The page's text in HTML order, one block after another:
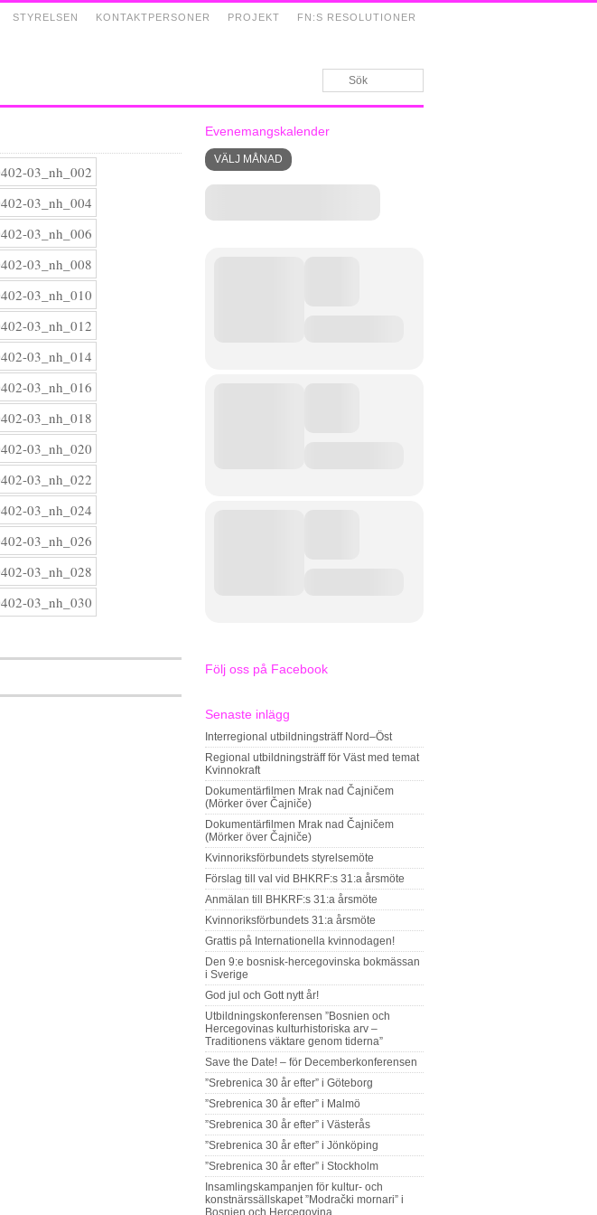
FN:S RESOLUTIONER
PROJEKT
KONTAKTPERSONER
STYRELSEN
Evenemangskalender
VÄLJ MÅNAD
Följ oss på Facebook
Senaste inlägg
Interregional utbildningsträff Nord–Öst
Regional utbildningsträff för Väst med temat
Kvinnokraft
Dokumentärfilmen Mrak nad Čajničem
(Mörker över Čajniče)
Dokumentärfilmen Mrak nad Čajničem
(Mörker över Čajniče)
Kvinnoriksförbundets styrelsemöte
Förslag till val vid BHKRF:s 31:a årsmöte
Anmälan till BHKRF:s 31:a årsmöte
Kvinnoriksförbundets 31:a årsmöte
Grattis på Internationella kvinnodagen!
Den 9:e bosnisk-hercegovinska bokmässan
i Sverige
God jul och Gott nytt år!
Utbildningskonferensen ”Bosnien och
Hercegovinas kulturhistoriska arv –
Traditionens väktare genom tiderna”
Save the Date! – för Decemberkonferensen
”Srebrenica 30 år efter” i Göteborg
”Srebrenica 30 år efter” i Malmö
”Srebrenica 30 år efter” i Västerås
”Srebrenica 30 år efter” i Jönköping
”Srebrenica 30 år efter” i Stockholm
Insamlingskampanjen för kultur- och
konstnärssällskapet ”Modrački mornari” i
Bosnien och Hercegovina